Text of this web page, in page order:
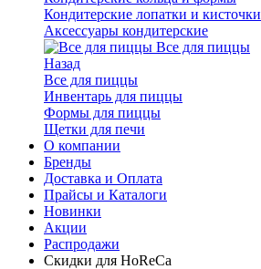
Кондитерские лопатки и кисточки
Аксессуары кондитерские
Все для пиццы
Назад
Все для пиццы
Инвентарь для пиццы
Формы для пиццы
Щетки для печи
О компании
Бренды
Доставка и Оплата
Прайсы и Каталоги
Новинки
Акции
Распродажи
Скидки для HoReCa